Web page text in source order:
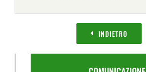
INDIETRO